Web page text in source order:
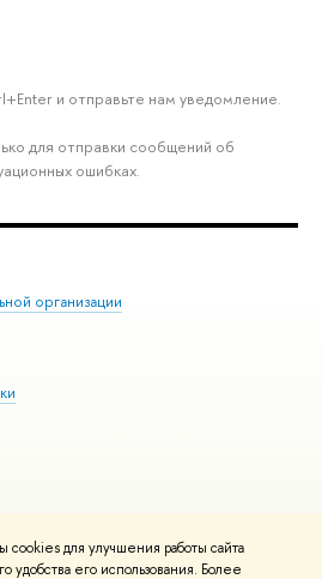
для улучшения работы сайта
его использования. Более
и отправьте нам уведомление.
для отправки сообщений об
ошибках.
организации
возможностями